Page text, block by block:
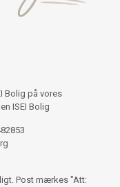
Bolig på vores
ISEI Bolig
Post mærkes "Att: